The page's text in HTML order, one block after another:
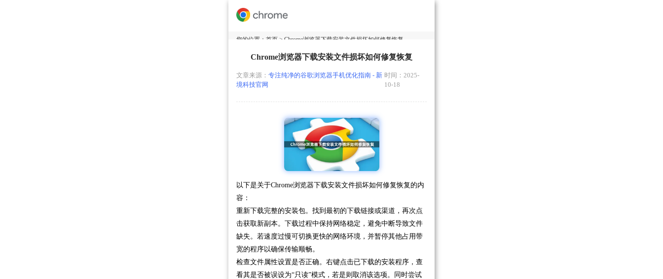
您的位置： 首页 > Chrome浏览器下载安装文件损坏如何修复恢复
Chrome浏览器下载安装文件损坏如何修复恢复
文章来源： 专注纯净的谷歌浏览器手机优化指南 - 新
境科技官网
时间：2025-
10-18
以下是关于Chrome浏览器下载安装文件损坏如何修复恢复的内
容：
重新下载完整的安装包。找到最初的下载链接或渠道，再次点
击获取新副本。下载过程中保持网络稳定，避免中断导致文件
缺失。若速度过慢可切换更快的网络环境，并暂停其他占用带
宽的程序以确保传输顺畅。
检查文件属性设置是否正确。右键点击已下载的安装程序，查
看其是否被误设为“只读”模式，若是则取消该选项。同时尝试